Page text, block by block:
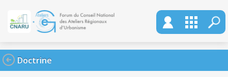
Doctrine